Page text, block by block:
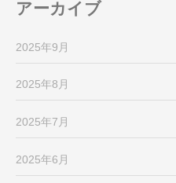
アーカイブ
2025年9月
2025年8月
2025年7月
2025年6月